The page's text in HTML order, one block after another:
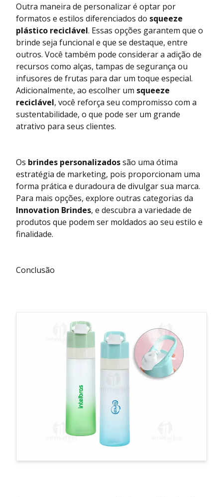
Outra maneira de personalizar é optar por
formatos e estilos diferenciados do squeeze
plástico reciclável. Essas opções garantem que o
brinde seja funcional e que se destaque, entre
outros. Você também pode considerar a adição de
recursos como alças, tampas de segurança ou
infusores de frutas para dar um toque especial.
Adicionalmente, ao escolher um squeeze
reciclável, você reforça seu compromisso com a
sustentabilidade, o que pode ser um grande
atrativo para seus clientes.
Os brindes personalizadossão uma ótima
estratégia de marketing, pois proporcionam uma
forma prática e duradoura de divulgar sua marca.
Para mais opções, explore outras categorias da
Innovation Brindes, e descubra a variedade de
produtos que podem ser moldados ao seu estilo e
finalidade.
Conclusão